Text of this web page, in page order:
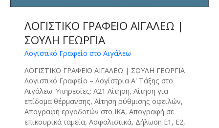
ΛΟΓΙΣΤΙΚΟ ΓΡΑΦΕΙΟ ΑΙΓΑΛΕΩ |
ΣΟΥΛΗ ΓΕΩΡΓΙΑ
Λογιστικό Γραφείο στο Αιγάλεω
ΛΟΓΙΣΤΙΚΟ ΓΡΑΦΕΙΟ ΑΙΓΑΛΕΩ | ΣΟΥΛΗ ΓΕΩΡΓΙΑ
Λογιστικό Γραφείο – Λογίστρια Α' Τάξης στο
Αιγάλεω. Υπηρεσίες: Α21 Αίτηση, Αίτηση για
επίδομα θέρμανσης, Αίτηση ρύθμισης οφειλών,
Απογραφή εργοδοτών στο ΙΚΑ, Απογραφή σε
επικουρικά ταμεία, Ασφαλιστικά, Δήλωση Ε1, Ε2,